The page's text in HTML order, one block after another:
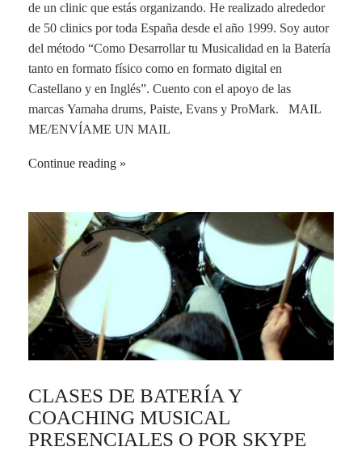
de un clinic que estás organizando. He realizado alrededor
de 50 clinics por toda España desde el año 1999. Soy autor
del método “Como Desarrollar tu Musicalidad en la Batería
tanto en formato físico como en formato digital en
Castellano y en Inglés”. Cuento con el apoyo de las
marcas Yamaha drums, Paiste, Evans y ProMark. MAIL
ME/ENVÍAME UN MAIL
Continue reading
CLASES DE BATERÍA Y
COACHING MUSICAL
PRESENCIALES O POR SKYPE